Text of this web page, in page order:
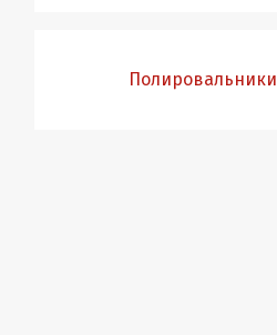
Полировальники